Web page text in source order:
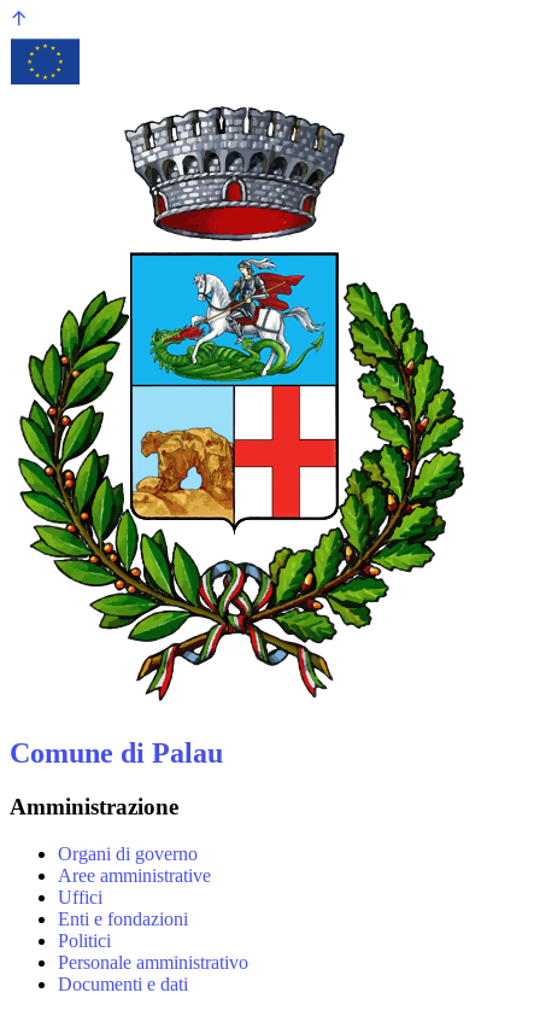
Comune di Palau
Amministrazione
Organi di governo
Aree amministrative
Uffici
Enti e fondazioni
Politici
Personale amministrativo
Documenti e dati